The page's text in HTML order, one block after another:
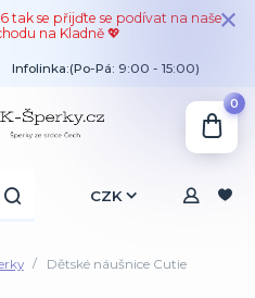
tak se přijďte se podívat na naše
na Kladně 💖
CZK
Infolinka:(Po-Pá: 9:00 - 15:00)
0
Dětské náušnice Cutie